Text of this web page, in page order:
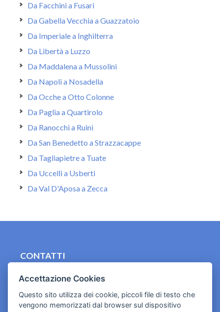
Da Facchini a Fusari
Da Gabella Vecchia a Guazzatoio
Da Imperiale a Inghilterra
Da Libertà a Luzzo
Da Maddalena a Mussolini
Da Napoli a Nosadella
Da Ocche a Otto Colonne
Da Paglia a Quartirolo
Da Ranocchi a Ruini
Da San Benedetto a Strazzacappe
Da Tagliapietre a Tuate
Da Uccelli a Usberti
Da Val D'Aposa a Zecca
CONTATTI
Cookies e informativa privacy
Accettazione Cookies
Questo sito utilizza dei cookie, piccoli file di testo che
vengono memorizzati dal browser sul dispositivo